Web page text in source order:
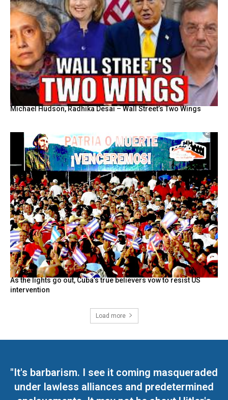
Michael Hudson, Radhika Desai – Wall Street’s Two Wings
As the lights go out, Cuba’s true believers vow to resist US
intervention
Load more
"It's barbarism. I see it coming masqueraded
under lawless alliances and predetermined